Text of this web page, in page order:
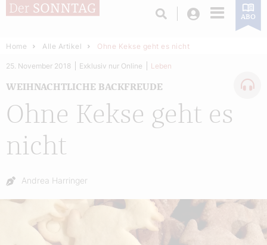
Login ABO
Home Alle Artikel Ohne Kekse geht es nicht
Ohne Kekse geht es
nicht
WEIHNACHTLICHE BACKFREUDE
25. November 2018 Exklusiv nur Online Leben
Autor:
Andrea Harringer